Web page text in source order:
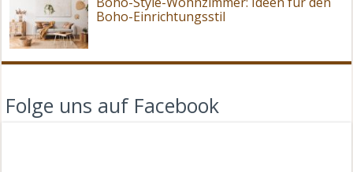
Boho-Einrichtungsstil
Folge uns auf Facebook